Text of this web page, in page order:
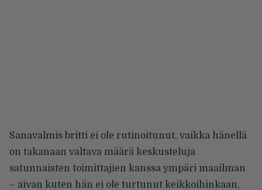
Sanavalmis britti ei ole rutinoitunut, vaikka hänellä
on takanaan valtava määrä keskusteluja
satunnaisten toimittajien kanssa ympäri maailman
– aivan kuten hän ei ole turtunut keikkoihinkaan,